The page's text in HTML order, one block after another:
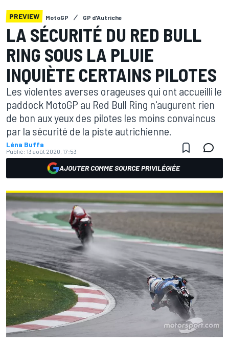
PREVIEW MotoGP GP d'Autriche
LA SÉCURITÉ DU RED BULL
RING SOUS LA PLUIE
INQUIÈTE CERTAINS PILOTES
Les violentes averses orageuses qui ont accueilli le
paddock MotoGP au Red Bull Ring n'augurent rien
de bon aux yeux des pilotes les moins convaincus
par la sécurité de la piste autrichienne.
Léna Buffa
Publié: 13 août 2020, 17:53
AJOUTER COMME SOURCE PRIVILÉGIÉE